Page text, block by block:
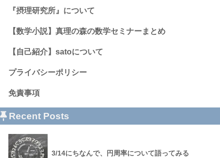
『摂理研究所』について
【数学小説】真理の森の数学セミナーまとめ
【自己紹介】satoについて
プライバシーポリシー
免責事項
Recent Posts
3/14にちなんで、円周率について語ってみる